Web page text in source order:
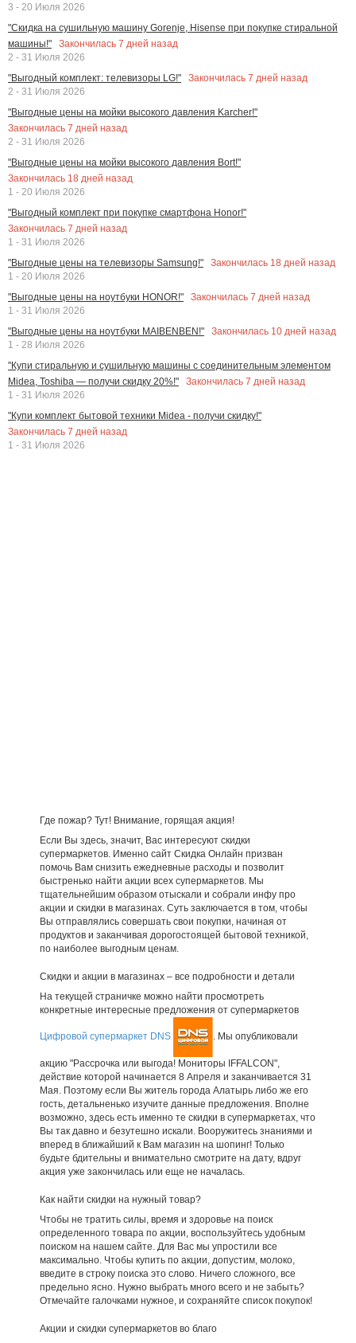
3 - 20 Июля 2026
"Скидка на сушильную машину Gorenje, Hisense при покупке стиральной
машины!"
Закончилась 7 дней назад
2 - 31 Июля 2026
"Выгодный комплект: телевизоры LG!"
Закончилась 7 дней назад
2 - 31 Июля 2026
"Выгодные цены на мойки высокого давления Karcher!"
Закончилась 7 дней назад
2 - 31 Июля 2026
"Выгодные цены на мойки высокого давления Bort!"
Закончилась 18 дней назад
1 - 20 Июля 2026
"Выгодный комплект при покупке смартфона Honor!"
Закончилась 7 дней назад
1 - 31 Июля 2026
"Выгодные цены на телевизоры Samsung!"
Закончилась 18 дней назад
1 - 20 Июля 2026
"Выгодные цены на ноутбуки HONOR!"
Закончилась 7 дней назад
1 - 31 Июля 2026
"Выгодные цены на ноутбуки MAIBENBEN!"
Закончилась 10 дней назад
1 - 28 Июля 2026
"Купи стиральную и сушильную машины с соединительным элементом
Midea, Toshiba — получи скидку 20%!"
Закончилась 7 дней назад
1 - 31 Июля 2026
"Купи комплект бытовой техники Midea - получи скидку!"
Закончилась 7 дней назад
1 - 31 Июля 2026
Где пожар? Тут! Внимание, горящая акция!
Если Вы здесь, значит, Вас интересуют скидки
супермаркетов. Именно сайт Скидка Онлайн призван
помочь Вам снизить ежедневные расходы и позволит
быстренько найти акции всех супермаркетов. Мы
тщательнейшим образом отыскали и собрали инфу про
акции и скидки в магазинах. Суть заключается в том, чтобы
Вы отправлялись совершать свои покупки, начиная от
продуктов и заканчивая дорогостоящей бытовой техникой,
по наиболее выгодным ценам.
Скидки и акции в магазинах – все подробности и детали
На текущей страничке можно найти просмотреть
конкретные интересные предложения от супермаркетов
Цифровой супермаркет DNS . Мы опубликовали
акцию "Рассрочка или выгода! Мониторы IFFALCON",
действие которой начинается 8 Апреля и заканчивается 31
Мая. Поэтому если Вы житель города Алатырь либо же его
гость, детальненько изучите данные предложения. Вполне
возможно, здесь есть именно те скидки в супермаркетах, что
Вы так давно и безутешно искали. Вооружитесь знаниями и
вперед в ближайший к Вам магазин на шопинг! Только
будьте бдительны и внимательно смотрите на дату, вдруг
акция уже закончилась или еще не началась.
Как найти скидки на нужный товар?
Чтобы не тратить силы, время и здоровье на поиск
определенного товара по акции, воспользуйтесь удобным
поиском на нашем сайте. Для Вас мы упростили все
максимально. Чтобы купить по акции, допустим, молоко,
введите в строку поиска это слово. Ничего сложного, все
предельно ясно. Нужно выбрать много всего и не забыть?
Отмечайте галочками нужное, и сохраняйте список покупок!
Акции и скидки супермаркетов во благо